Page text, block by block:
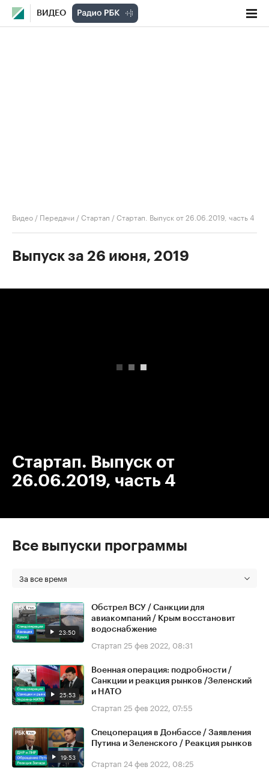
ВИДЕО
Видео / Передачи /Стартап /Стартап. Выпуск от 26.06.2019, часть 4
Выпуск за 26 июня, 2019
Стартап. Выпуск от
26.06.2019, часть 4
Все выпуски программы
За все время
23:50
Обстрел ВСУ / Санкции для
авиакомпаний / Крым восстановит
водоснабжение
Стартап 25 фев 2022, 08:31
25:53
Военная операция: подробности /
Санкции и реакция рынков /Зеленский
и НАТО
Стартап 25 фев 2022, 07:55
19:53
Спецоперация в Донбассе / Заявления
Путина и Зеленского / Реакция рынков
Стартап 24 фев 2022, 08:25